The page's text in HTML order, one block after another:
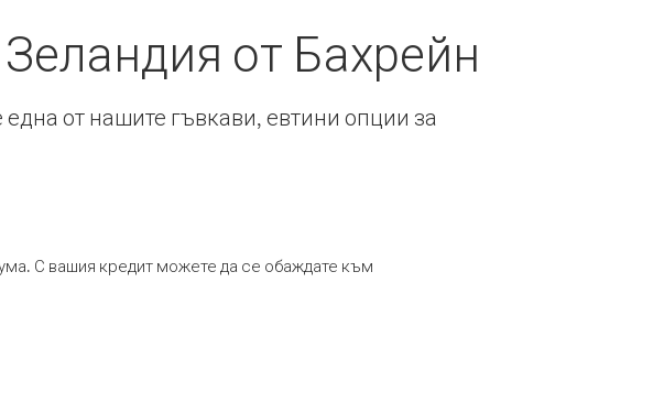
от Бахрейн
от нашите гъвкави, евтини опции за
С вашия кредит можете да се обаждате към